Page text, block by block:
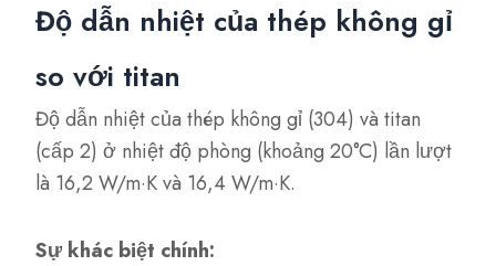
Độ dẫn nhiệt của thép không gỉ
so với titan
Độ dẫn nhiệt của thép không gỉ (304) và titan
(cấp 2) ở nhiệt độ phòng (khoảng 20°C) lần lượt
là 16,2 W/m·K và 16,4 W/m·K.
Sự khác biệt chính: